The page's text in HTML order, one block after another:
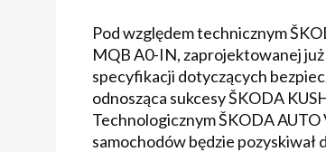
Pod względem technicznym
MQB A0-IN, zaprojektowanej
specyfikacji dotyczących
odnosząca sukcesy ŠKODA
Technologicznym ŠKODA
samochodów będzie